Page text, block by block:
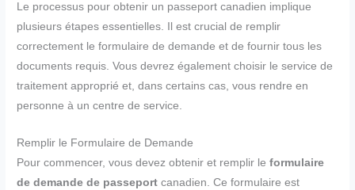
Le processus pour obtenir un passeport canadien implique
plusieurs étapes essentielles. Il est crucial de remplir
correctement le formulaire de demande et de fournir tous les
documents requis. Vous devrez également choisir le service de
traitement approprié et, dans certains cas, vous rendre en
personne à un centre de service.
Remplir le Formulaire de Demande
Pour commencer, vous devez obtenir et remplir leformulaire
de demande de passeport canadien. Ce formulaire est